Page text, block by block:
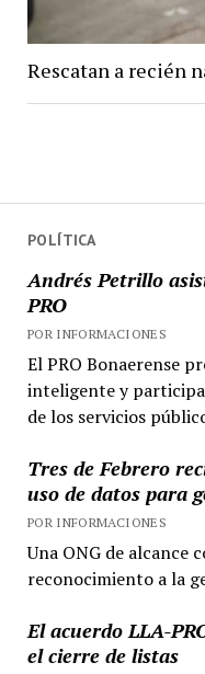
POLÍTICA
Andrés Petrillo
PRO
POR INFORMACIONES
El PRO Bonaerense
inteligente y
de los servicios
Tres de Febrero
uso de datos para
POR INFORMACIONES
Una ONG de alcance
reconocimiento a la
El acuerdo LLA-
el cierre de listas
Rescatan a recién